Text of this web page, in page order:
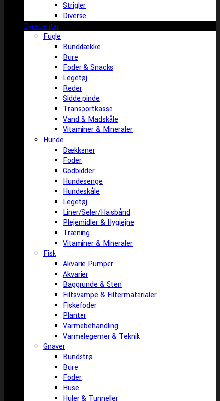
Strigler
Diverse
Dyrecenter
Fugle
Bunddække
Bure
Foder & Snacks
Legetøj
Reder
Sidde pinde
Transportkasse
Vand & Madskåle
Vitaminer & Mineraler
Hunde
Dækkener
Foder
Godbidder
Hundesenge
Hundeskåle
Legetøj
Liner/Seler/Halsbånd
Plejemidler & Hygiejne
Træning
Vitaminer & Mineraler
Fisk
Akvarie Pumper
Akvarier
Baggrunde & Sten
Filtsvampe & Filtermaterialer
Fiskefoder
Planter
Varmebehandling
Varmelegemer & Teknik
Gnaver
Bundstrø
Bure
Foder
Huse
Huler & Tunneller